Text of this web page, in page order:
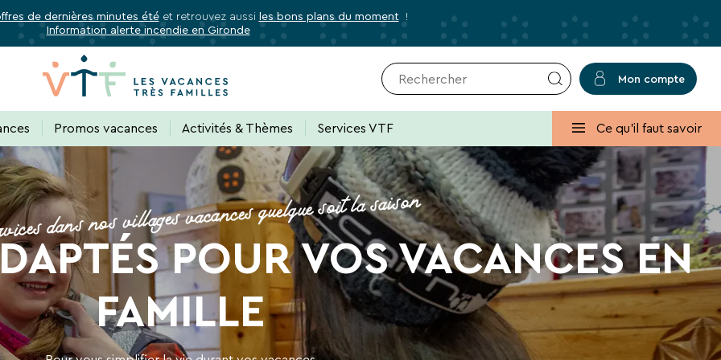
de dernières minutes étéet retrouvez aussi les bons plans du moment !
Information alerte incendie en Gironde
Mon compte
Promos vacances Activités & Thèmes Services VTF Ce qu'il faut savoir
dans nos villages vacances quelque soit la saison
POUR VOS VACANCES EN
FAMILLE
Abonnez-vous à notre newsletter ✕ Fermer
tous les avantages VTF, des offres exclusives et des bons plans pour vos
dans votre boîte mail, toutes les nouveautés, bons plans, promos, idées de séjours ou conseils
✕ Fermer